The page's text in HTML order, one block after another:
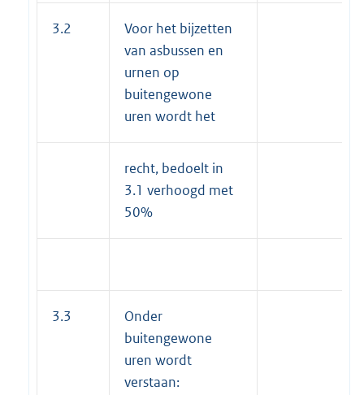
3.2
Voor het bijzetten
van asbussen en
urnen op
buitengewone
uren wordt het
recht, bedoelt in
3.1 verhoogd met
50%
3.3
Onder
buitengewone
uren wordt
verstaan: